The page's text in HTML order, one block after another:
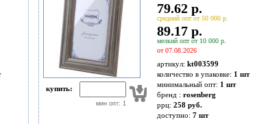
купить:
мин опт: 1
79.62 р.
средний опт от 50 000 р.
89.17 р.
мелкий опт от 10 000 р.
от 07.08.2026
артикул: kt003599
количество в упаковке: 1 шт
минимальный опт: 1 шт
бренд : rosenberg
ррц: 258 руб.
доступно: 7 шт